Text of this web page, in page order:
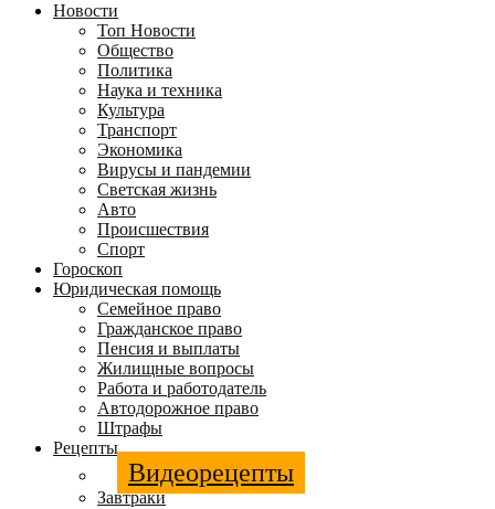
Новости
Топ Новости
Общество
Политика
Наука и техника
Культура
Транспорт
Экономика
Вирусы и пандемии
Светская жизнь
Авто
Происшествия
Спорт
Гороскоп
Юридическая помощь
Семейное право
Гражданское право
Пенсия и выплаты
Жилищные вопросы
Работа и работодатель
Автодорожное право
Штрафы
Рецепты
Видеорецепты
Завтраки